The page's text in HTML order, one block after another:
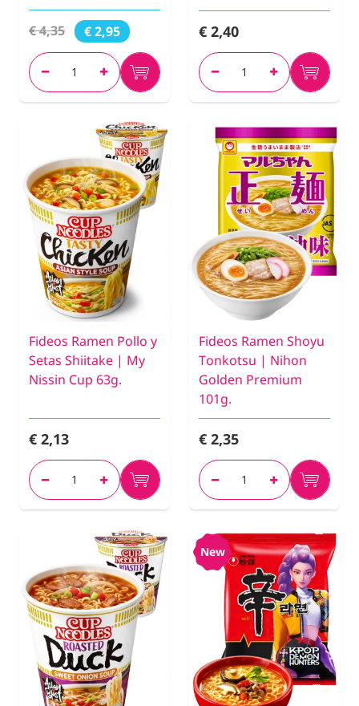
€ 4,35 € 2,95 € 2,40
Fideos Ramen Pollo y
Setas Shiitake | My
Nissin Cup 63g.
€ 2,13
Fideos Ramen Shoyu
Tonkotsu | Nihon
Golden Premium
101g.
€ 2,35
New